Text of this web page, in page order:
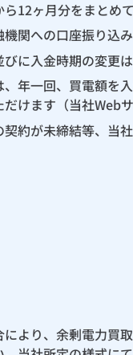
12ヶ月分をまとめ
関への口座振り込み
に入金時期の変更
年一回、買電額を
けます（当社Web
約が未締結等、当
より、余剰電力買